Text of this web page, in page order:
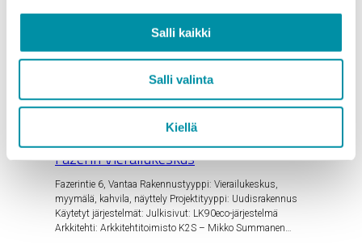
Salli kaikki
Salli valinta
Kiellä
Toimistorakennus ja pääkonttori, 15 000 neliötä avaraa ja
muunneltavaa toimistotilaa kuudessa kerroksessa
Fazerin Vierailukeskus
Fazerintie 6, Vantaa Rakennustyyppi: Vierailukeskus,
myymälä, kahvila, näyttely Projektityyppi: Uudisrakennus
Käytetyt järjestelmät: Julkisivut: LK90eco-järjestelmä
Arkkitehti: Arkkitehtitoimisto K2S – Mikko Summanen…